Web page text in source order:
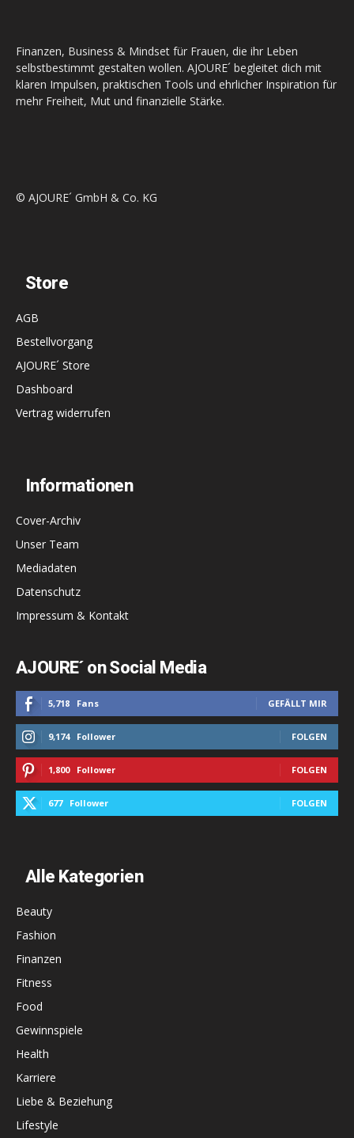
Finanzen, Business & Mindset für Frauen, die ihr Leben
selbstbestimmt gestalten wollen. AJOURE´ begleitet dich mit
klaren Impulsen, praktischen Tools und ehrlicher Inspiration für
mehr Freiheit, Mut und finanzielle Stärke.
© AJOURE´ GmbH & Co. KG
Store
AGB
Bestellvorgang
AJOURE´ Store
Dashboard
Vertrag widerrufen
Informationen
Cover-Archiv
Unser Team
Mediadaten
Datenschutz
Impressum & Kontakt
AJOURE´ on Social Media
5,718 Fans GEFÄLLT MIR
9,174 Follower FOLGEN
1,800 Follower FOLGEN
677 Follower FOLGEN
Alle Kategorien
Beauty
Fashion
Finanzen
Fitness
Food
Gewinnspiele
Health
Karriere
Liebe & Beziehung
Lifestyle